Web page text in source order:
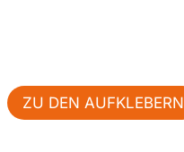
ZU DEN AUFKLEBERN